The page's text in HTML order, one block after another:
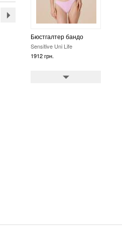
Бюстгалтер класичний
на кісточках
Sensitive Uni Life